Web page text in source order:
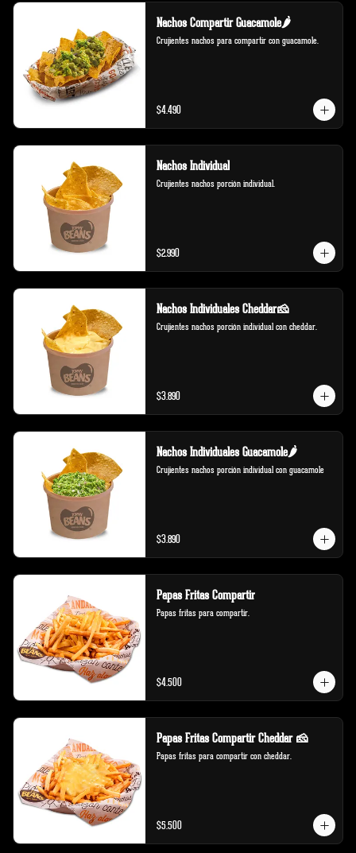
Nachos Compartir Guacamole🌶️
Crujientes nachos para compartir con guacamole.
$4.490
Nachos Individual
Crujientes nachos porción individual.
$2.990
Nachos Individuales Cheddar🧀
Crujientes nachos porción individual con cheddar.
$3.890
Nachos Individuales Guacamole🌶️
Crujientes nachos porción individual con guacamole
$3.890
Papas Fritas Compartir
Papas fritas para compartir.
$4.500
Papas Fritas Compartir Cheddar 🧀
Papas fritas para compartir con cheddar.
$5.500